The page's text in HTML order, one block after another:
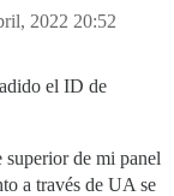
2022 20:52
el ID de
de mi panel
a través de UA se